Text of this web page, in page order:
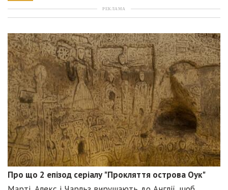
РЕКЛАМА
Про що 2 епізод серіалу "Прокляття острова Оук"